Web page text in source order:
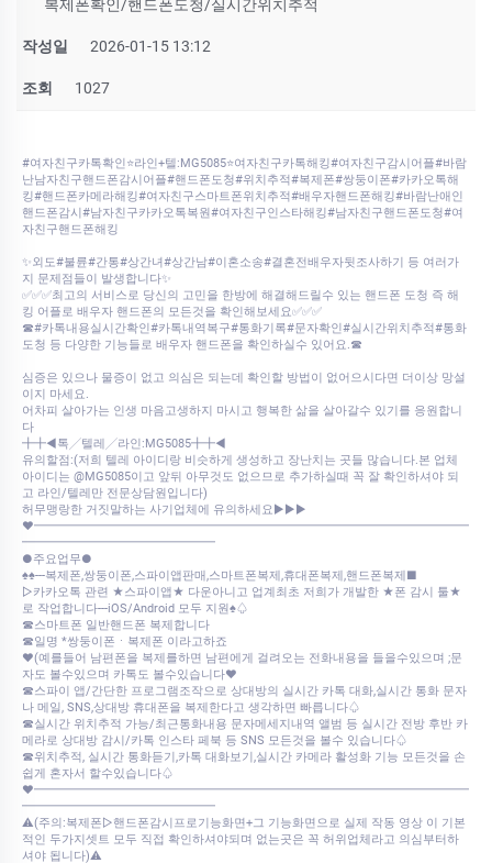
복제폰확인/핸드폰도청/실시간위치추적
작성일 2026-01-15 13:12
조회 1027
#여자친구카톡확인⭐라인+텔:MG5085⭐여자친구카톡해킹#여자친구감시어플#바람
난남자친구핸드폰감시어플#핸드폰도청#위치추적#복제폰#쌍둥이폰#카카오톡해
킹#핸드폰카메라해킹#여자친구스마트폰위치추적#배우자핸드폰해킹#바람난애인
핸드폰감시#남자친구카카오톡복원#여자친구인스타해킹#남자친구핸드폰도청#여
자친구핸드폰해킹
✨외도#불륜#간통#상간녀#상간남#이혼소송#결혼전배우자뒷조사하기 등 여러가
지 문제점들이 발생합니다✨
✅✅✅최고의 서비스로 당신의 고민을 한방에 해결해드릴수 있는 핸드폰 도청 즉 해
킹 어플로 배우자 핸드폰의 모든것을 확인해보세요✅✅✅
☎#카톡내용실시간확인#카톡내역복구#통화기록#문자확인#실시간위치추적#통화
도청 등 다양한 기능들로 배우자 핸드폰을 확인하실수 있어요.☎
심증은 있으나 물증이 없고 의심은 되는데 확인할 방법이 없어으시다면 더이상 망설
이지 마세요.
어차피 살아가는 인생 마음고생하지 마시고 행복한 삶을 살아갈수 있기를 응원합니
다
╋╋◀톡╱텔레╱라인:MG5085╋╋◀
유의할점:(저희 텔레 아이디랑 비슷하게 생성하고 장난치는 곳들 많습니다.본 업체
아이디는 @MG5085이고 앞뒤 아무것도 없으므로 추가하실때 꼭 잘 확인하셔야 되
고 라인/텔레만 전문상담원입니다)
허무맹랑한 거짓말하는 사기업체에 유의하세요▶▶▶
♥━━━━━━━━━━━━━━━━━━━━━━━━━━━━━━━━━━━━
━━━━━━━━━━━━━━━━
●주요업무●
♠♠---복제폰,쌍둥이폰,스파이앱판매,스마트폰복제,휴대폰복제,핸드폰복제■
▷카카오톡 관련 ★스파이앱★ 다운아니고 업계최초 저희가 개발한 ★폰 감시 툴★
로 작업합니다---iOS/Android 모두 지원♠♤
☎스마트폰 일반핸드폰 복제합니다
☎일명 *쌍둥이폰ㆍ복제폰 이라고하죠
♥(예를들어 남편폰을 복제를하면 남편에게 걸려오는 전화내용을 들을수있으며 ;문
자도 볼수있으며 카톡도 볼수있습니다♥
☎스파이 앱/간단한 프로그램조작으로 상대방의 실시간 카톡 대화,실시간 통화 문자
나 메일, SNS,상대방 휴대폰을 복제한다고 생각하면 빠릅니다♤
☎실시간 위치추적 가능/최근통화내용 문자메세지내역 앨범 등 실시간 전방 후반 카
메라로 상대방 감시/카톡 인스타 페북 등 SNS 모든것을 볼수 있습니다♤
☎위치추적, 실시간 통화듣기,카톡 대화보기,실시간 카메라 활성화 기능 모든것을 손
쉽게 혼자서 할수있습니다♤
♥━━━━━━━━━━━━━━━━━━━━━━━━━━━━━━━━━━━━
━━━━━━━━━━━━━━━━
⚠️(주의:복제폰▷핸드폰감시프로기능화면+그 기능화면으로 실제 작동 영상 이 기본
적인 두가지셋트 모두 직접 확인하셔야되며 없는곳은 꼭 허위업체라고 의심부터하
셔야 됩니다)⚠️